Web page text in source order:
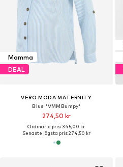
Mamma
DEAL
VERO MODA MATERNITY
Blus 'VMMBumpy'
274,50 kr
Ordinarie pris: 345,00 kr
Senaste lägsta pris:274,50 kr